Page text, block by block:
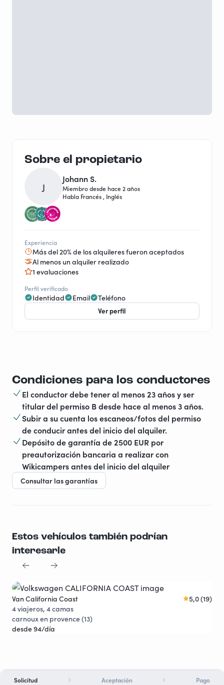
Sobre el propietario
J
Johann S.
Miembro desde hace 2 años
Habla Francés , Inglés
Experiencia
Más del 20% de los alquileres fueron aceptados
Al menos un alquiler realizado
1 evaluaciones
Perfil verificado
Identidad Email Teléfono
Ver perfil
Condiciones para los conductores
El conductor debe tener al menos 23 años y ser
titular del permiso B desde hace al menos 3 años.
Subir a su cuenta los escaneos/fotos del permiso
de conducir antes del inicio del alquiler.
Depósito de garantía de 2500 EUR por
preautorización bancaria a realizar con
Wikicampers antes del inicio del alquiler
Consultar las garantías
Estos vehículos también podrían
interesarle
Joya viajera
Van California Coast
5,0 (19)
4 viajeros, 4 camas
carnoux en provence (13)
desde 94/día
Solicitud Aceptación Pago